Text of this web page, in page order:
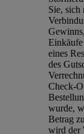
Sie, sich
eines
des
Check-
wurde,
Betrag
wird der